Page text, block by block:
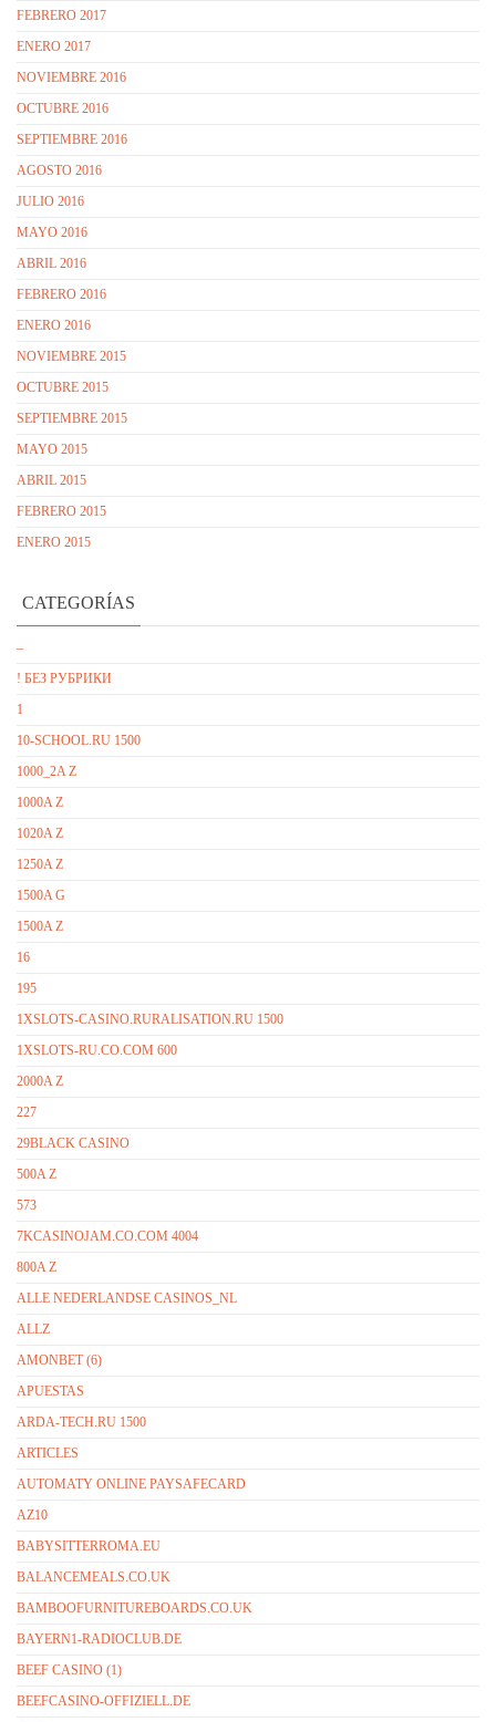
FEBRERO 2017
ENERO 2017
NOVIEMBRE 2016
OCTUBRE 2016
SEPTIEMBRE 2016
AGOSTO 2016
JULIO 2016
MAYO 2016
ABRIL 2016
FEBRERO 2016
ENERO 2016
NOVIEMBRE 2015
OCTUBRE 2015
SEPTIEMBRE 2015
MAYO 2015
ABRIL 2015
FEBRERO 2015
ENERO 2015
CATEGORÍAS
–
! БЕЗ РУБРИКИ
1
10-SCHOOL.RU 1500
1000_2A Z
1000A Z
1020A Z
1250A Z
1500A G
1500A Z
16
195
1XSLOTS-CASINO.RURALISATION.RU 1500
1XSLOTS-RU.CO.COM 600
2000A Z
227
29BLACK CASINO
500A Z
573
7KCASINOJAM.CO.COM 4004
800A Z
ALLE NEDERLANDSE CASINOS_NL
ALLZ
AMONBET (6)
APUESTAS
ARDA-TECH.RU 1500
ARTICLES
AUTOMATY ONLINE PAYSAFECARD
AZ10
BABYSITTERROMA.EU
BALANCEMEALS.CO.UK
BAMBOOFURNITUREBOARDS.CO.UK
BAYERN1-RADIOCLUB.DE
BEEF CASINO (1)
BEEFCASINO-OFFIZIELL.DE